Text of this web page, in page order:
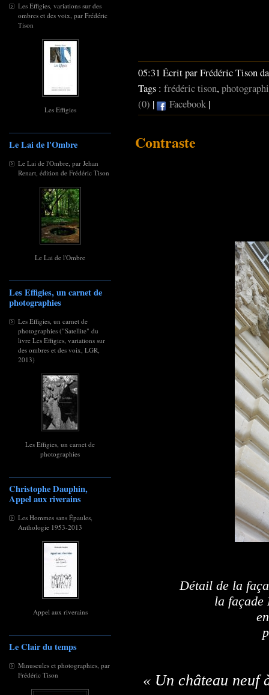
Les Effigies, variations sur des
ombres et des voix, par Frédéric
Tison
Les Effigies
Le Lai de l'Ombre
Le Lai de l'Ombre, par Jehan
Renart, édition de Frédéric Tison
Le Lai de l'Ombre
Les Effigies, un carnet de
photographies
Les Effigies, un carnet de
photographies ("Satellite" du
livre Les Effigies, variations sur
des ombres et des voix, LGR,
2013)
Les Effigies, un carnet de
photographies
Christophe Dauphin,
Appel aux riverains
Les Hommes sans Épaules,
Anthologie 1953-2013
Appel aux riverains
Le Clair du temps
Minuscules et photographies, par
Frédéric Tison
05:31 Écrit par Frédéric Tison
Tags : frédéric tison,
(0) | Facebook |
Contraste
Détail de la
la façade
« Un château neuf